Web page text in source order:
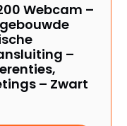
Webcam –
–
– Zwart